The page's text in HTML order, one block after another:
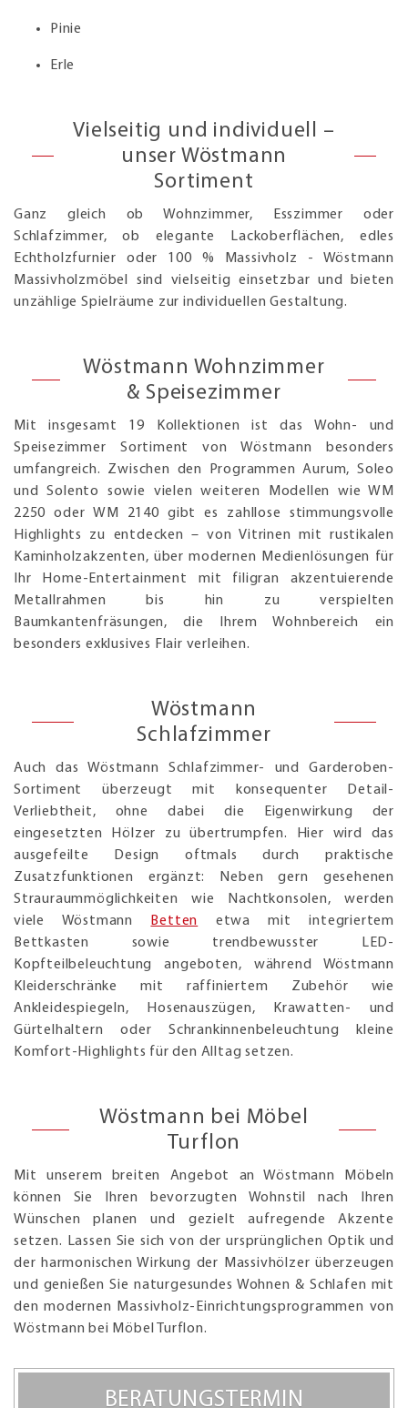
Pinie
Erle
Vielseitig und individuell –
unser Wöstmann
Sortiment
Ganz gleich ob Wohnzimmer, Esszimmer oder
Schlafzimmer, ob elegante Lackoberflächen, edles
Echtholzfurnier oder 100 % Massivholz - Wöstmann
Massivholzmöbel sind vielseitig einsetzbar und bieten
unzählige Spielräume zur individuellen Gestaltung.
Wöstmann Wohnzimmer
& Speisezimmer
Mit insgesamt 19 Kollektionen ist das Wohn- und
Speisezimmer Sortiment von Wöstmann besonders
umfangreich. Zwischen den Programmen Aurum, Soleo
und Solento sowie vielen weiteren Modellen wie WM
2250 oder WM 2140 gibt es zahllose stimmungsvolle
Highlights zu entdecken – von Vitrinen mit rustikalen
Kaminholzakzenten, über modernen Medienlösungen für
Ihr Home-Entertainment mit filigran akzentuierende
Metallrahmen bis hin zu verspielten
Baumkantenfräsungen, die Ihrem Wohnbereich ein
besonders exklusives Flair verleihen.
Wöstmann
Schlafzimmer
Auch das Wöstmann Schlafzimmer- und Garderoben-
Sortiment überzeugt mit konsequenter Detail-
Verliebtheit, ohne dabei die Eigenwirkung der
eingesetzten Hölzer zu übertrumpfen. Hier wird das
ausgefeilte Design oftmals durch praktische
Zusatzfunktionen ergänzt: Neben gern gesehenen
Strauraummöglichkeiten wie Nachtkonsolen, werden
viele Wöstmann Betten etwa mit integriertem
Bettkasten sowie trendbewusster LED-
Kopfteilbeleuchtung angeboten, während Wöstmann
Kleiderschränke mit raffiniertem Zubehör wie
Ankleidespiegeln, Hosenauszügen, Krawatten- und
Gürtelhaltern oder Schrankinnenbeleuchtung kleine
Komfort-Highlights für den Alltag setzen.
Wöstmann bei Möbel
Turflon
Mit unserem breiten Angebot an Wöstmann Möbeln
können Sie Ihren bevorzugten Wohnstil nach Ihren
Wünschen planen und gezielt aufregende Akzente
setzen. Lassen Sie sich von der ursprünglichen Optik und
der harmonischen Wirkung der Massivhölzer überzeugen
und genießen Sie naturgesundes Wohnen & Schlafen mit
den modernen Massivholz-Einrichtungsprogrammen von
Wöstmann bei Möbel Turflon.
BERATUNGSTERMIN